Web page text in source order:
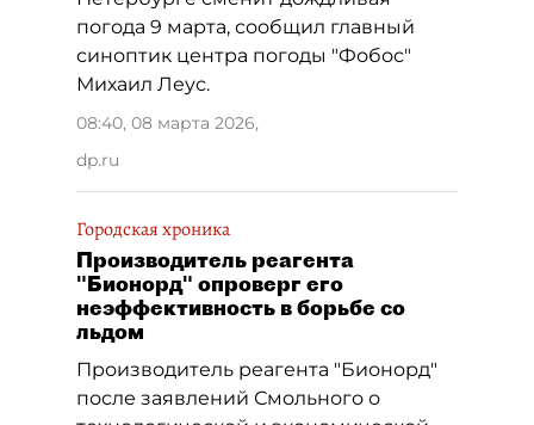
погода 9 марта, сообщил главный
синоптик центра погоды "Фобос"
Михаил Леус.
08:40, 08 марта 2026,
dp.ru
Городская хроника
Производитель реагента
"Бионорд" опроверг его
неэффективность в борьбе со
льдом
Производитель реагента "Бионорд"
после заявлений Смольного о